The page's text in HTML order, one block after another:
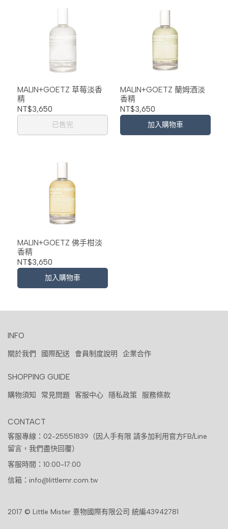
MALIN+GOETZ 草莓淡香
精
NT$3,650
已售完
MALIN+GOETZ 蘭姆酒淡
香精
NT$3,650
加入購物車
MALIN+GOETZ 佛手柑淡
香精
NT$3,650
加入購物車
INFO
關於我們 國際配送 會員制度說明 企業合作
SHOPPING GUIDE
購物須知 常見問題 客服中心 隱私政策 服務條款
CONTACT
客服專線：02-25551839（因人手有限 請多加利用官方FB/Line
留言，我們盡快回覆）
客服時間：10:00-17:00
信箱：info@littlemr.com.tw
2017 © Little Mister 憙物國際有限公司 統編43942781